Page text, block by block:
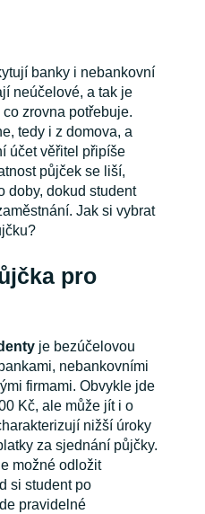
banky i nebankovní
neúčelové, a tak je
zrovna potřebuje.
tedy i z domova, a
účet věřitel připíše
půjček se liší,
doby, dokud student
Jak si vybrat
pro
je bezúčelovou
nebankovními
firmami. Obvykle jde
Kč, ale může jít i o
nižší úroky
za sjednání půjčky.
možné odložit
si student po
pravidelné